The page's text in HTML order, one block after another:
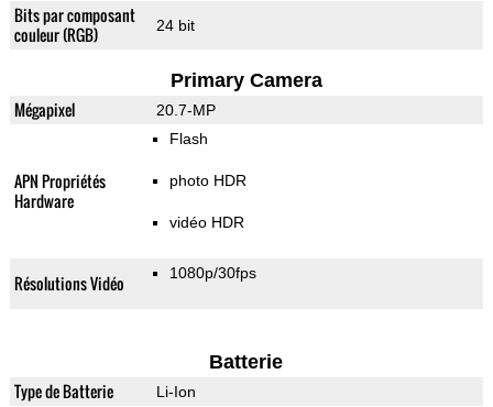
Bits par composant
couleur (RGB)
24 bit
Primary Camera
Mégapixel 20.7-MP
APN Propriétés
Hardware
Flash
photo HDR
vidéo HDR
Résolutions Vidéo 1080p/30fps
Batterie
Type de Batterie Li-Ion